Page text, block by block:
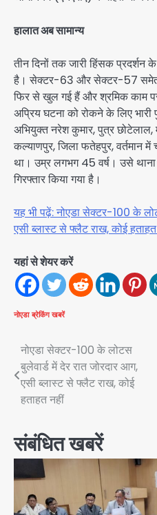
हालात अब सामान्य
तीन दिनों तक जारी हिंसक प्रदर्शन के
है। सेक्टर-63 और सेक्टर-57 समेत
फिर से खुल गई हैं और श्रमिक काम
अप्रिय घटना को रोकने के लिए
अभियुक्त नरेश कुमार, पुत्र छोटेलाल,
कल्याणपुर, जिला फतेहपुर, वर्तमान
था। उम्र लगभग 45 वर्ष। उसे
गिरफ्तार किया गया है।
यह भी पढ़ें: नोएडा सेक्टर-100 के
एसी ब्लास्ट से फ्लैट राख, कोई
यहां से शेयर करें
नोएडा ब्रेकिंग खबरें
Post
navigation
नोएडा सेक्टर-100 के लोटस
बुलेवार्ड में देर रात जोरदार आग,
एसी ब्लास्ट से फ्लैट राख, कोई
हताहत नहीं
संबंधित खबरें